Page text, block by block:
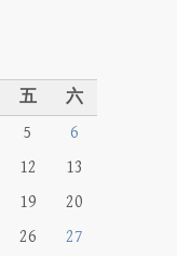
五
六
5
6
12
13
19
20
26
27